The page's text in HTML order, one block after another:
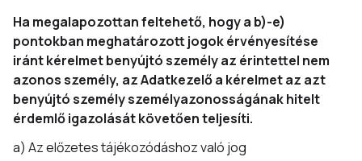
Ha megalapozottan feltehető, hogy a b)-e)
pontokban meghatározott jogok érvényesítése
iránt kérelmet benyújtó személy az érintettel nem
azonos személy, az Adatkezelő a kérelmet az azt
benyújtó személy személyazonosságának hitelt
érdemlő igazolását követően teljesíti.
a) Az előzetes tájékozódáshoz való jog